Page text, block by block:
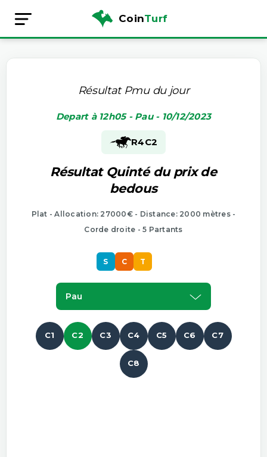
CoinTurf
Résultat Pmu du jour
Depart à 12h05 - Pau - 10/12/2023
R4C2
Résultat Quinté du prix de
bedous
Plat - Allocation: 27000€ - Distance: 2000 mètres -
Corde droite - 5 Partants
S C T
Pau
C1 C2 C3 C4 C5 C6 C7
C8